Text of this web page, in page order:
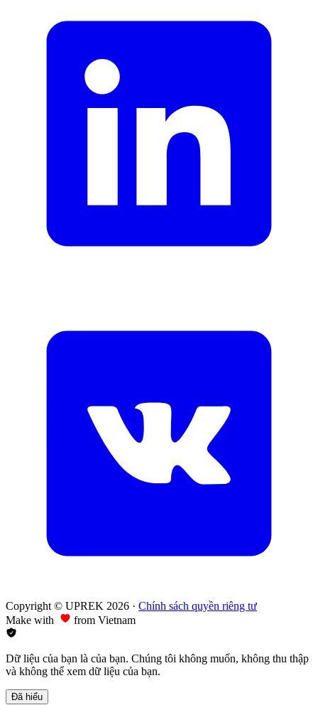
Copyright © UPREK 2026 · Chính sách quyền riêng tư
Make with
from Vietnam
Dữ liệu của bạn là của bạn. Chúng tôi không muốn, không thu thập
và không thể xem dữ liệu của bạn.
Đã hiểu